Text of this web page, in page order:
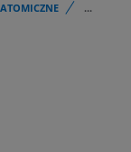
...